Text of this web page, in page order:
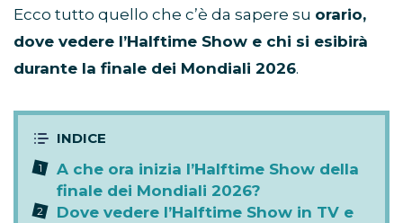
Ecco tutto quello che c’è da sapere su orario,
dove vedere l’Halftime Show e chi si esibirà
durante la finale dei Mondiali 2026.
A che ora inizia l’Halftime Show della
finale dei Mondiali 2026?
Dove vedere l’Halftime Show in TV e